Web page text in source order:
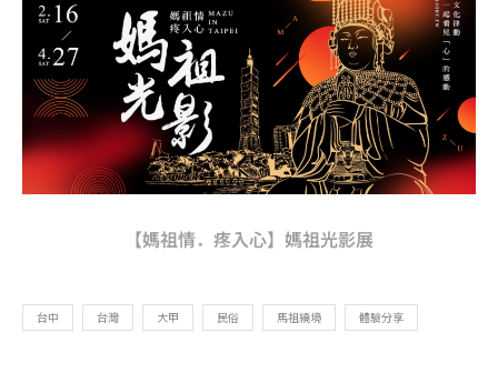
【媽祖情．疼入心】媽祖光影展
台中 台灣 大甲 民俗 馬祖繞境 體驗分享